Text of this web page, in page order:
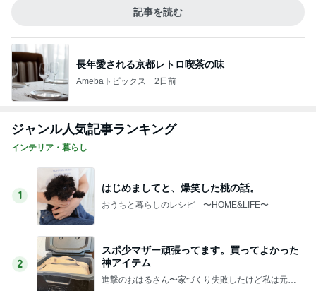
記事を読む
長年愛される京都レトロ喫茶の味
Amebaトピックス 2日前
ジャンル人気記事ランキング
インテリア・暮らし
1
はじめましてと、爆笑した桃の話。
おうちと暮らしのレシピ 〜HOME&LIFE〜
2
スポ少マザー頑張ってます。買ってよかった
神アイテム
進撃のおはるさん〜家づくり失敗したけど私は元気